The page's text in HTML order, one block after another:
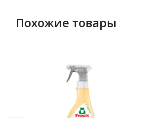
Похожие товары